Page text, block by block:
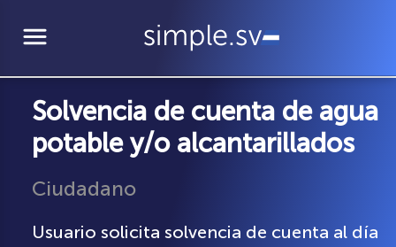
menu
Solvencia de cuenta de agua
potable y/o alcantarillados
Ciudadano
Usuario solicita solvencia de cuenta al día